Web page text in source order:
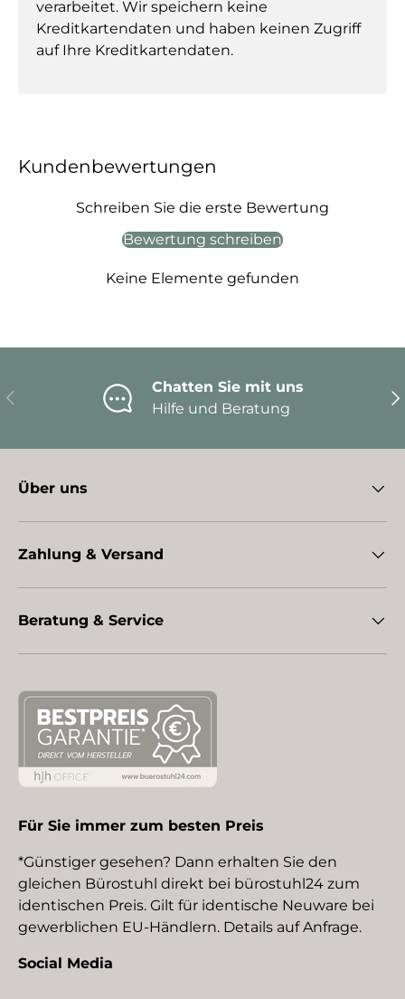
verarbeitet. Wir speichern keine
Kreditkartendaten und haben keinen Zugriff
auf Ihre Kreditkartendaten.
Kundenbewertungen
Schreiben Sie die erste Bewertung
Bewertung schreiben
Keine Elemente gefunden
Vorherige
Chatten Sie mit uns
Hilfe und Beratung
Über uns
Zahlung & Versand
Beratung & Service
Für Sie immer zum besten Preis
*Günstiger gesehen? Dann erhalten Sie den
gleichen Bürostuhl direkt bei bürostuhl24 zum
identischen Preis. Gilt für identische Neuware bei
gewerblichen EU-Händlern. Details auf Anfrage.
Social Media